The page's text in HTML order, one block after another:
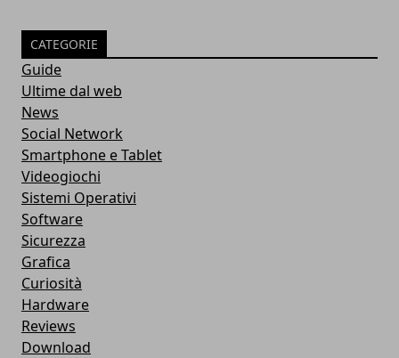
CATEGORIE
Guide
Ultime dal web
News
Social Network
Smartphone e Tablet
Videogiochi
Sistemi Operativi
Software
Sicurezza
Grafica
Curiosità
Hardware
Reviews
Download